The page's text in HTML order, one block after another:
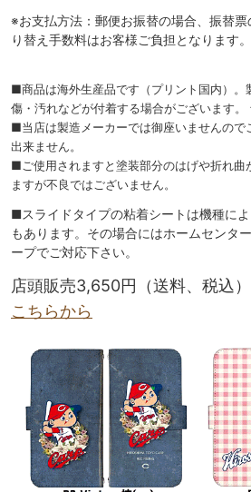
※お支払方法：郵便お振替の場合、振替
り替え手数料はお客様ご負担となります。
■商品は海外生産品です（プリント国内）。
傷・汚れなどが付着する場合がございます。
■当店は製造メーカーでは御座いませんので
出来ません。
■ご使用されますと塗装部分のはげや折れ曲
ますが不良ではございません。
■スライドタイプの粘着シートは機種に
もあります。その場合にはホームセンタ
ープでご対応下さい。
店頭販売3,650円（送料、税込
こちらから